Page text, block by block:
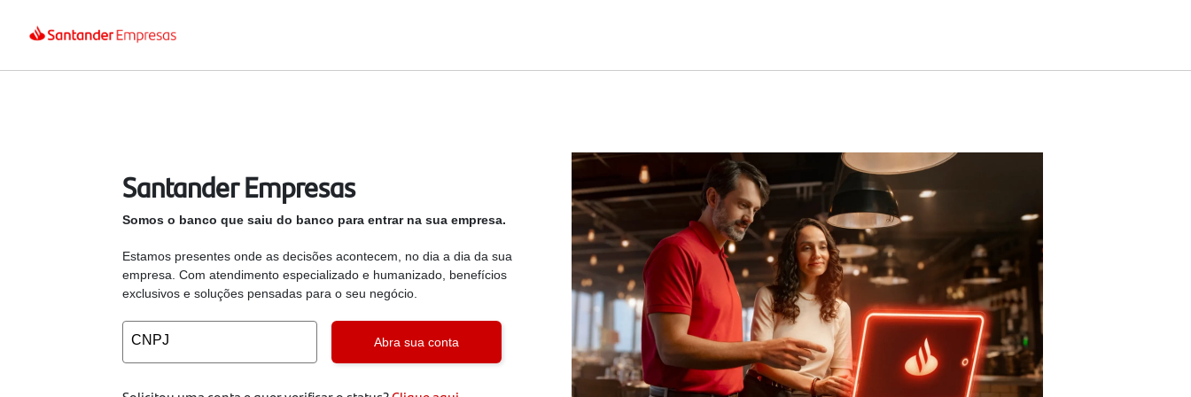
Santander Empresas
Somos o banco que saiu do banco para entrar na sua empresa.
Estamos presentes onde as decisões acontecem, no dia a dia da sua
empresa. Com atendimento especializado e humanizado, benefícios
exclusivos e soluções pensadas para o seu negócio.
CNPJ Abra sua conta